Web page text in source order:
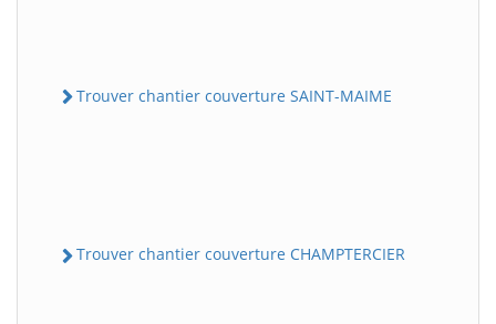
Trouver chantier couverture SAINT-MAIME
Trouver chantier couverture CHAMPTERCIER